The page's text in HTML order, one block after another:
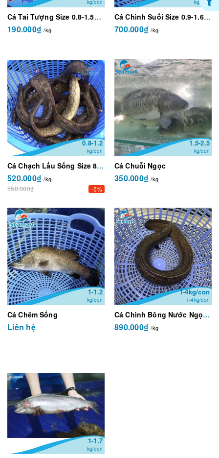
kg/con
Cá Tai Tượng Size 0.8-1.5kg/con
190.000₫/kg
kg/con
Cá Chình Suối Size 0.9-1.6 kg/con
700.000₫/kg
0.8-1.2
kg/con
Cá Chạch Lấu Sống Size 800g - 1,2kg/con
520.000₫/kg
550.000₫ -5%
1.5-2.5
kg/con
Cá Chuỗi Ngọc
350.000₫/kg
1-1.2
kg/con
Cá Chẽm Sống
Liên hệ
1-4kg/con
1-4kg/con
Cá Chình Bông Nước Ngọt Size 1-4kg/con
890.000₫/kg
1-1.7
kg/con